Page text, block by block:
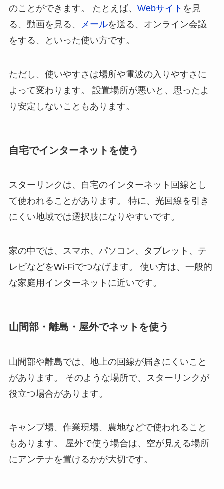
のことができます。 たとえば、 Webサイト を見
る、動画を見る、
メールを送る、オンライン会議
をする、といった使い方です。
ただし、使いやすさは場所や電波の入りやすさに
よって変わります。 設置場所が悪いと、思ったよ
り安定しないこともあります。
自宅でインターネットを使う
スターリンクは、自宅のインターネット回線とし
て使われることがあります。 特に、光回線を引き
にくい地域では選択肢になりやすいです。
家の中では、スマホ、パソコン、タブレット、テ
レビなどをWi-Fiでつなげます。 使い方は、一般的
な家庭用インターネットに近いです。
山間部・離島・屋外でネットを使う
山間部や離島では、地上の回線が届きにくいこと
があります。 そのような場所で、スターリンクが
役立つ場合があります。
キャンプ場、作業現場、農地などで使われること
もあります。 屋外で使う場合は、空が見える場所
にアンテナを置けるかが大切です。